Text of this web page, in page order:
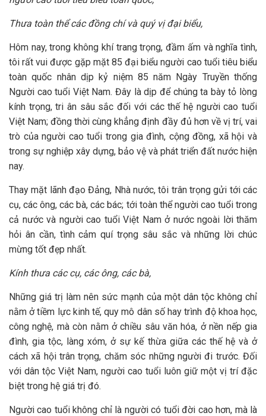
Thưa toàn thể các đồng chí và quý vị đại biểu,
Hôm nay, trong không khí trang trọng, đầm ấm và nghĩa tình,
tôi rất vui được gặp mặt 85 đại biểu người cao tuổi tiêu biểu
toàn quốc nhân dịp kỷ niệm 85 năm Ngày Truyền thống
Người cao tuổi Việt Nam. Đây là dịp để chúng ta bày tỏ lòng
kính trọng, tri ân sâu sắc đối với các thế hệ người cao tuổi
Việt Nam; đồng thời cùng khẳng định đầy đủ hơn về vị trí, vai
trò của người cao tuổi trong gia đình, cộng đồng, xã hội và
trong sự nghiệp xây dựng, bảo vệ và phát triển đất nước hiện
nay.
Thay mặt lãnh đạo Đảng, Nhà nước, tôi trân trọng gửi tới các
cụ, các ông, các bà, các bác; tới toàn thể người cao tuổi trong
cả nước và người cao tuổi Việt Nam ở nước ngoài lời thăm
hỏi ân cần, tình cảm quí trọng sâu sắc và những lời chúc
mừng tốt đẹp nhất.
Kính thưa các cụ, các ông, các bà,
Những giá trị làm nên sức mạnh của một dân tộc không chỉ
nằm ở tiềm lực kinh tế, quy mô dân số hay trình độ khoa học,
công nghệ, mà còn nằm ở chiều sâu văn hóa, ở nền nếp gia
đình, gia tộc, làng xóm, ở sự kế thừa giữa các thế hệ và ở
cách xã hội trân trọng, chăm sóc những người đi trước. Đối
với dân tộc Việt Nam, người cao tuổi luôn giữ một vị trí đặc
biệt trong hệ giá trị đó.
Người cao tuổi không chỉ là người có tuổi đời cao hơn, mà là